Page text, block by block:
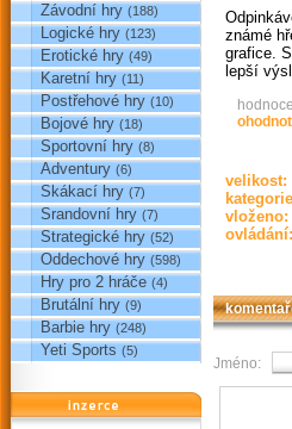
Závodní hry (188)
Logické hry (123)
Erotické hry (49)
Karetní hry (11)
Postřehové hry (10)
Bojové hry (18)
Sportovní hry (8)
Adventury (6)
Skákací hry (7)
Srandovní hry (7)
Strategické hry (52)
Oddechové hry (598)
Hry pro 2 hráče (4)
Brutální hry (9)
Barbie hry (248)
Yeti Sports (5)
reklama
známé
grafice.
lepší
velikost:
vloženo:
ovládání:
Jméno: